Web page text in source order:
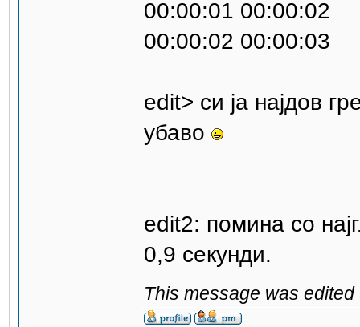
00:00:01 00:00:02
00:00:02 00:00:03
edit> си ја најдов
убаво
edit2: помина со
0,9 секунди.
This message was